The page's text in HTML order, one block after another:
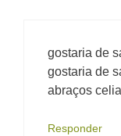
gostaria de
gostaria de
abraços
Responder